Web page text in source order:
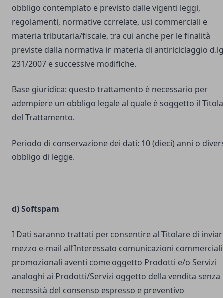
obbligo contemplato e previsto dalle vigenti leggi,
regolamenti, normative correlate, usi commerciali e
materia tributaria/fiscale, tra cui anche per le finalità
previste dalla normativa in materia di antiriciclaggio
231/2007 e successive modifiche.
Base giuridica: questo trattamento è necessario per
adempiere un obbligo legale al quale è soggetto il
del Trattamento.
Periodo di conservazione dei dati: 10 (dieci) anni o
obbligo di legge.
d) Softspam
I Dati saranno trattati per consentire al Titolare di
mezzo e-mail all’Interessato comunicazioni
promozionali aventi come oggetto Prodotti e/o Servizi
analoghi ai Prodotti/Servizi oggetto della vendita senza
necessità del consenso espresso e preventivo